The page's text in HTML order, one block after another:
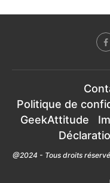
Politique de
GeekAttitude
@2024 - Tous droits